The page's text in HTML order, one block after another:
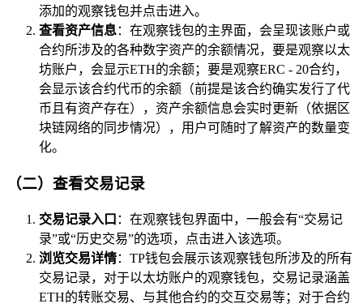
添加的观察钱包并点击进入。
查看资产信息：在观察钱包的主界面，会呈现该账户或
合约所涉及的各种数字资产的余额情况，要是观察以太
坊账户，会显示ETH的余额；要是观察ERC - 20合约，
会显示该合约代币的余额（前提是该合约确实发行了代
币且有资产存在），资产余额信息会实时更新（依据区
块链网络的同步情况），用户可随时了解资产的数量变
化。
（二）查看交易记录
交易记录入口 ：在观察钱包界面中，一般会有“交易记
录”或“历史交易”的选项，点击进入该选项。
浏览交易详情：TP钱包会展示该观察钱包所涉及的所有
交易记录，对于以太坊账户的观察钱包，交易记录涵盖
ETH的转账交易、与其他合约的交互交易等；对于合约